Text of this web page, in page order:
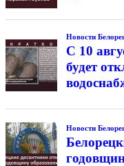
Новости
С 10
будет
Новости